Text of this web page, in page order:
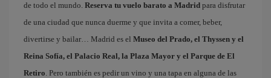
de todo el mundo. Reserva tu vuelo barato a Madrid para disfrutar
de una ciudad que nunca duerme y que invita a comer, beber,
divertirse y bailar… Madrid es el Museo del Prado, el Thyssen y el
Reina Sofía, el Palacio Real, la Plaza Mayor y el Parque de El
Retiro. Pero también es pedir un vino y una tapa en alguna de las